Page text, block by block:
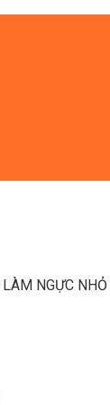
NGỰC